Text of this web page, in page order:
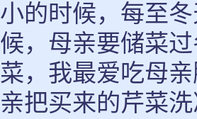
小的时候，每至
候，母亲要储菜
菜，我最爱吃母
亲把买来的芹菜